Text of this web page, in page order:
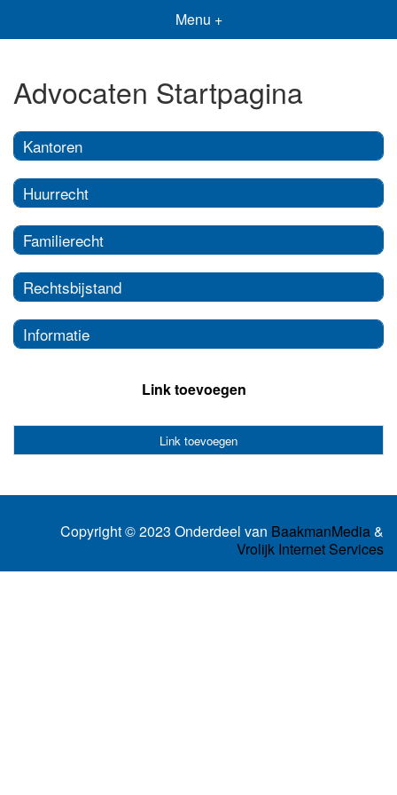
Menu +
Advocaten Startpagina
Kantoren
Huurrecht
Familierecht
Rechtsbijstand
Informatie
Link toevoegen
Link toevoegen
Copyright © 2023 Onderdeel van BaakmanMedia&
Vrolijk Internet Services